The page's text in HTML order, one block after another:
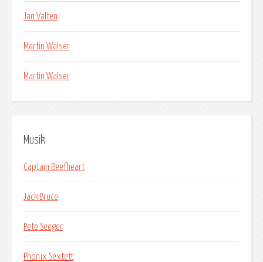
Jan Valten
Martin Walser
Martin Walser
Musik
Captain Beefheart
Jack Bruce
Pete Seeger
Phönix Sextett